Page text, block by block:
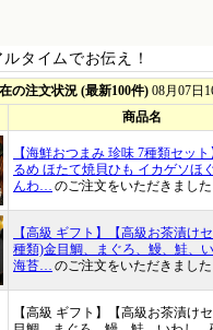
タイムでお伝え！